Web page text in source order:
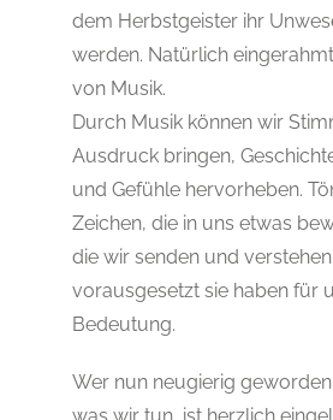
dem Herbstgeister ihr
werden. Natürlich
von Musik.
Durch Musik können wir
Ausdruck bringen,
und Gefühle hervorheben.
Zeichen, die in uns etwas
die wir senden und
vorausgesetzt sie haben für
Bedeutung.
Wer nun neugierig